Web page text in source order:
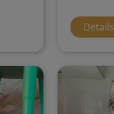
Details